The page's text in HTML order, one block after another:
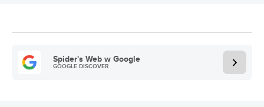
Spider's Web w Google
GOOGLE DISCOVER